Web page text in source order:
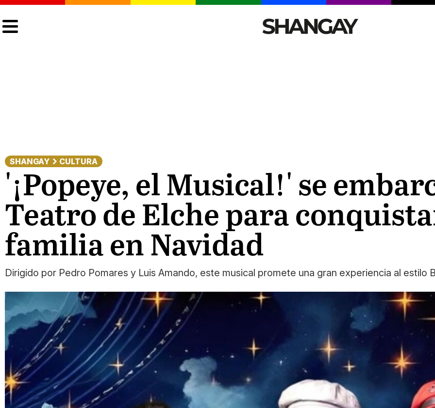
SHANGAY CULTURA
'¡Popeye, el Musical!' se
Teatro de Elche para
familia en Navidad
Dirigido por Pedro Pomares y Luis Amando, este musical promete una gran experiencia al estilo